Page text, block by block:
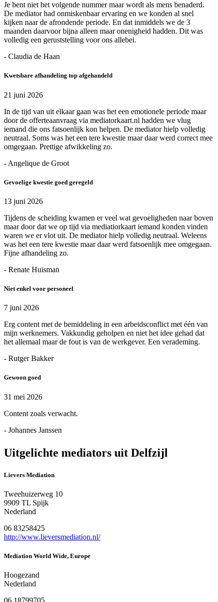
Je bent niet het volgende nummer maar wordt als mens benaderd.
De mediator had onmiskenbaar ervaring en we konden al snel
kijken naar de afrondende periode. En dat inmiddels we de 3
maanden daarvoor bijna alleen maar onenigheid hadden. Dit was
volledig een geruststelling voor ons allebei.
- Claudia de Haan
Kwetsbare afhandeling top afgehandeld
21 juni 2026
In de tijd van uit elkaar gaan was het een emotionele periode maar
door de offerteaanvraag via mediatorkaart.nl hadden we vlug
iemand die ons fatsoenlijk kon helpen. De mediator hielp volledig
neutraal. Soms was het een tere kwestie maar daar werd correct mee
omgegaan. Prettige afwikkeling zo.
- Angelique de Groot
Gevoelige kwestie goed geregeld
13 juni 2026
Tijdens de scheiding kwamen er veel wat gevoeligheden naar boven
maar door dat we op tijd via mediatiorkaart iemand konden vinden
waren we er vlot uit. De mediator hielp volledig neutraal. Weleens
was het een tere kwestie maar daar werd fatsoenlijk mee omgegaan.
Fijne afhandeling zo.
- Renate Huisman
Niet enkel voor personeel
7 juni 2026
Erg content met de bemiddeling in een arbeidsconflict met één van
mijn werknemers. Vakkundig geholpen en niet het idee gehad dat
het allemaal maar de fout is van de werkgever. Een verademing.
- Rutger Bakker
Gewoon goed
31 mei 2026
Content zoals verwacht.
- Johannes Janssen
Uitgelichte mediators uit Delfzijl
Lievers Mediation
Tweehuizerweg 10
9909 TL Spijk
Nederland
06 83258425
http://www.lieversmediation.nl/
Mediation World Wide, Europe
Hoogezand
Nederland